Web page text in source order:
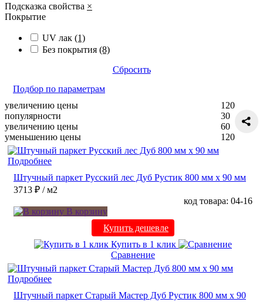
Подсказка свойства ×
Покрытие
UV лак (1)
Без покрытия (8)
Сбросить
Подбор по параметрам
увеличению цены
популярности
увеличению цены
уменьшению цены
120
30
60
120
Подробнее
Штучный паркет Русский лес Дуб Рустик 800 мм х 90 мм
3713 ₽ / м2
код товара: 04-16
В корзину
Купить дешевле
Купить в 1 клик
Сравнение
Подробнее
Штучный паркет Старый Мастер Дуб Рустик 800 мм х 90